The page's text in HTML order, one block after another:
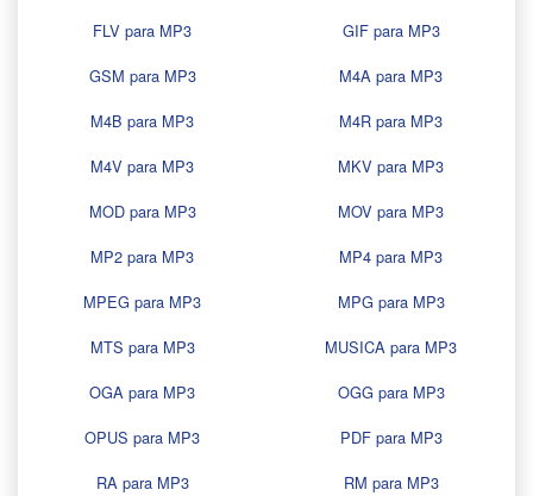
FLV para MP3
GIF para MP3
GSM para MP3
M4A para MP3
M4B para MP3
M4R para MP3
M4V para MP3
MKV para MP3
MOD para MP3
MOV para MP3
MP2 para MP3
MP4 para MP3
MPEG para MP3
MPG para MP3
MTS para MP3
MUSICA para MP3
OGA para MP3
OGG para MP3
OPUS para MP3
PDF para MP3
RA para MP3
RM para MP3